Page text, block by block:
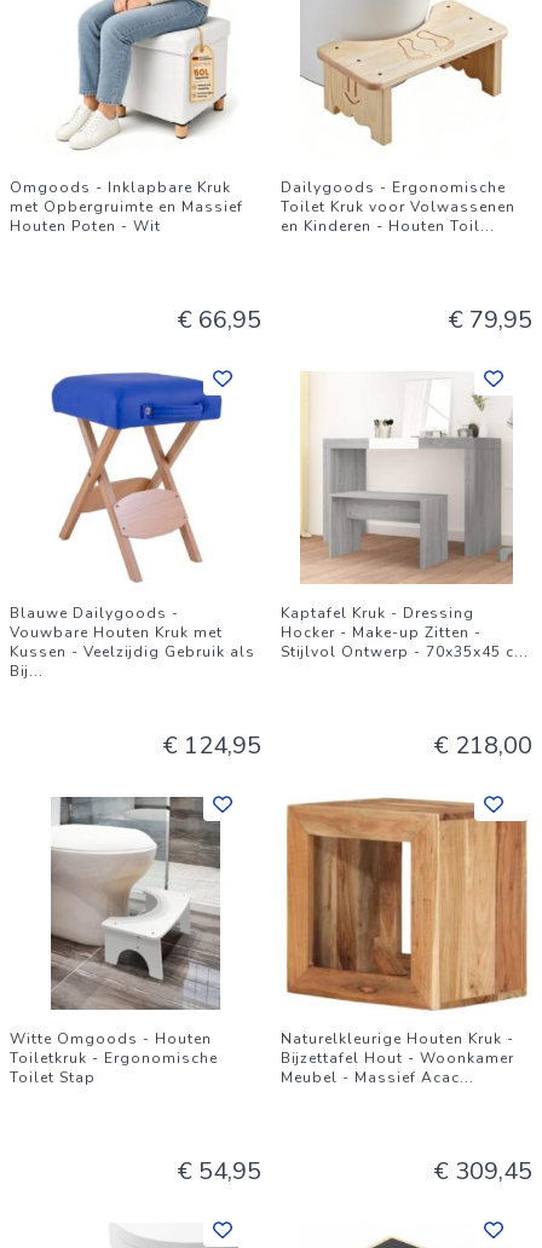
Omgoods - Inklapbare Kruk
met Opbergruimte en Massief
Houten Poten - Wit
€ 66,95
Dailygoods - Ergonomische
Toilet Kruk voor Volwassenen
en Kinderen - Houten Toil...
€ 79,95
Blauwe Dailygoods -
Vouwbare Houten Kruk met
Kussen - Veelzijdig Gebruik als
Bij...
€ 124,95
Kaptafel Kruk - Dressing
Hocker - Make-up Zitten -
Stijlvol Ontwerp - 70x35x45 c...
€ 218,00
Witte Omgoods - Houten
Toiletkruk - Ergonomische
Toilet Stap
€ 54,95
Naturelkleurige Houten Kruk -
Bijzettafel Hout - Woonkamer
Meubel - Massief Acac...
€ 309,45